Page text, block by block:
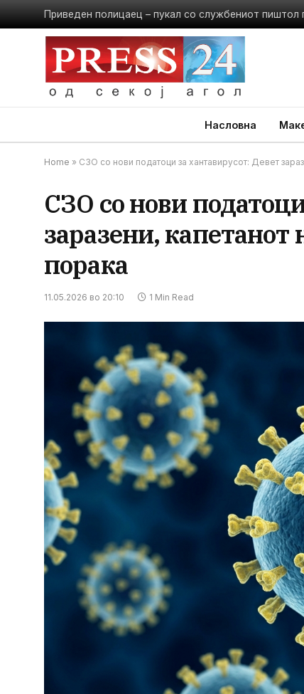
Приведен полицаец – пукал со службениот пиштол
Насловна
Home » СЗО со нови податоци за хантавирусот: Девет
СЗО со нови
заразени,
порака
11.05.2026 во 20:10 1 Min Read